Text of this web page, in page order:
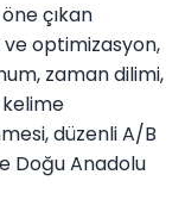
çıkan
optimizasyon,
zaman dilimi,
düzenli A/B
Doğu Anadolu